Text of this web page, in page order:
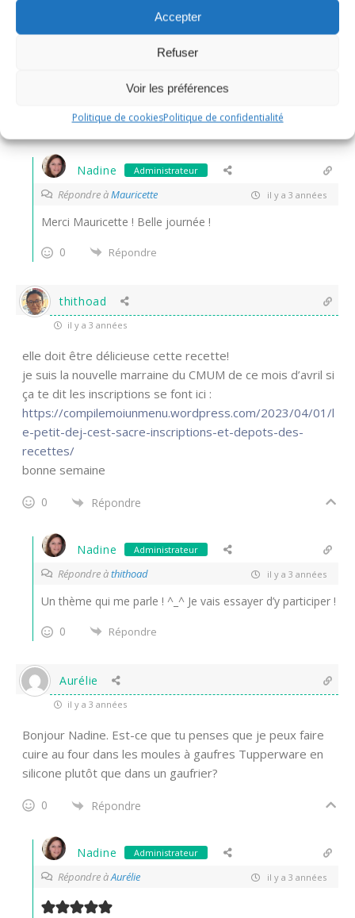
Accepter
Refuser
Voir les préférences
Politique de cookiesPolitique de confidentialité
Répondre
Nadine Administrateur
Répondre àMauricette il y a 3 années
Merci Mauricette ! Belle journée !
0
Répondre
thithoad
il y a 3 années
elle doit être délicieuse cette recette!
je suis la nouvelle marraine du CMUM de ce mois d’avril si
ça te dit les inscriptions se font ici :
https://compilemoiunmenu.wordpress.com/2023/04/01/l
e-petit-dej-cest-sacre-inscriptions-et-depots-des-
recettes/
bonne semaine
0 Répondre
Nadine Administrateur
Répondre àthithoad il y a 3 années
Un thème qui me parle ! ^⁠_⁠^ Je vais essayer d’y participer !
0
Répondre
Aurélie
il y a 3 années
Bonjour Nadine. Est-ce que tu penses que je peux faire
cuire au four dans les moules à gaufres Tupperware en
silicone plutôt que dans un gaufrier?
0 Répondre
Nadine Administrateur
Répondre àAurélie il y a 3 années